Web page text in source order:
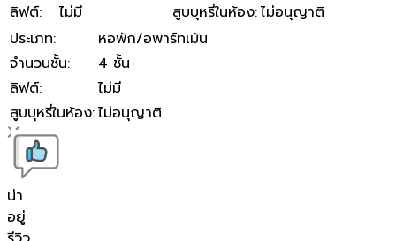
ลิฟต์: ไม่มี สูบบุหรี่ในห้อง:ไม่อนุญาติ
ประเภท:
หอพัก/อพาร์ทเม้น
จำนวนชั้น:
4 ชั้น
ลิฟต์:
ไม่มี
สูบบุหรี่ในห้อง:ไม่อนุญาติ
น่า
อยู่